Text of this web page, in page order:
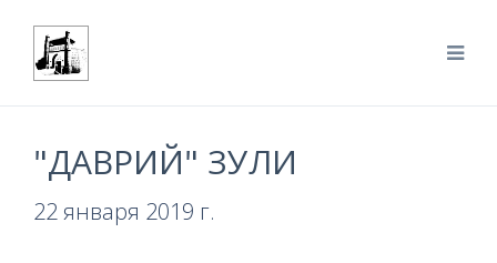
"ДАВРИЙ" ЗУЛИ
22 января 2019 г.